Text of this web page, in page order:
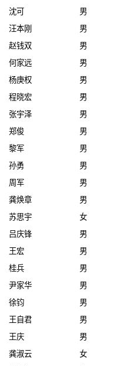
沈可
男
汪本刚
男
赵钱双
男
何家远
男
杨庚权
男
程晓宏
男
张宇泽
男
郑俊
男
黎军
男
孙勇
男
周军
男
龚焕章
男
苏思宇
女
吕庆锋
男
王宏
男
桂兵
男
尹家华
男
徐钧
男
王自君
男
王庆
男
龚淑云
女